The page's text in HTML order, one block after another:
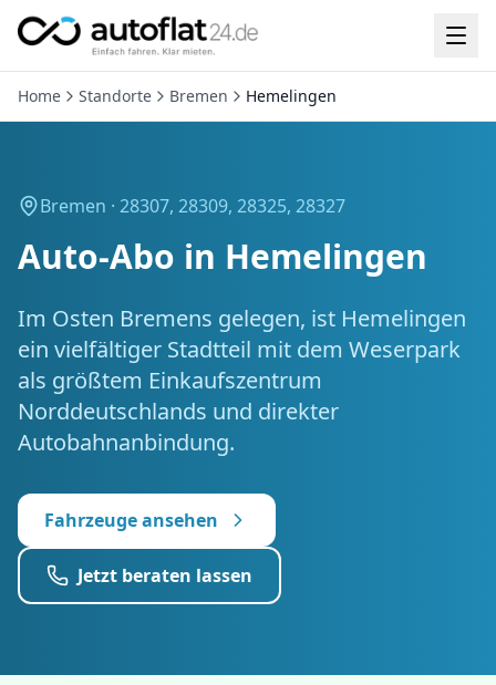
Home Standorte Bremen Hemelingen
Bremen · 28307, 28309, 28325, 28327
Auto-Abo in Hemelingen
Im Osten Bremens gelegen, ist Hemelingen
ein vielfältiger Stadtteil mit dem Weserpark
als größtem Einkaufszentrum
Norddeutschlands und direkter
Autobahnanbindung.
Fahrzeuge ansehen
Jetzt beraten lassen